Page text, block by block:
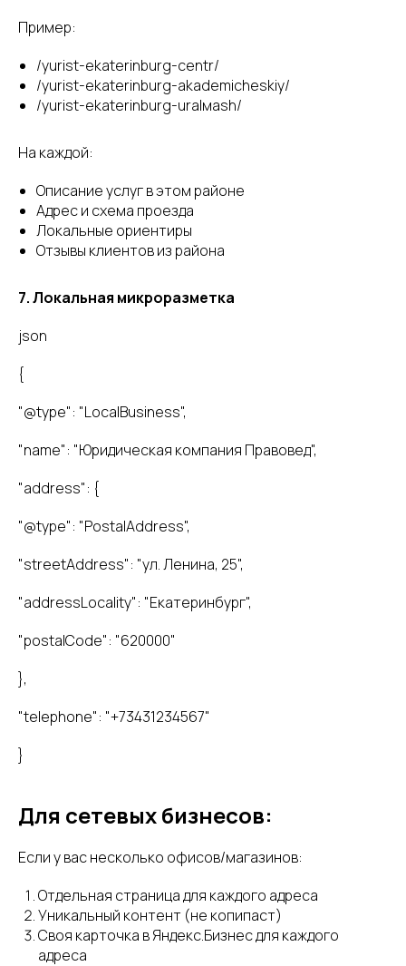
Пример:
/yurist-ekaterinburg-centr/
/yurist-ekaterinburg-akademicheskiy/
/yurist-ekaterinburg-uralмash/
На каждой:
Описание услуг в этом районе
Адрес и схема проезда
Локальные ориентиры
Отзывы клиентов из района
7. Локальная микроразметка
json
{
"@type": "LocalBusiness",
"name": "Юридическая компания Правовед",
"address": {
"@type": "PostalAddress",
"streetAddress": "ул. Ленина, 25",
"addressLocality": "Екатеринбург",
"postalCode": "620000"
},
"telephone": "+73431234567"
}
Для сетевых бизнесов:
Если у вас несколько офисов/магазинов:
Отдельная страница для каждого адреса
Уникальный контент (не копипаст)
Своя карточка в Яндекс.Бизнес для каждого
адреса